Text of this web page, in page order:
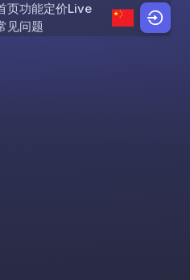
Skip to content
页功能定价Live
见问题